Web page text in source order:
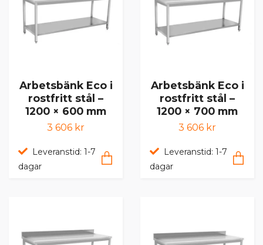
Arbetsbänk Eco i
rostfritt stål –
1200 × 600 mm
3 606 kr
Leveranstid: 1-7
dagar
Arbetsbänk Eco i
rostfritt stål –
1200 × 700 mm
3 606 kr
Leveranstid: 1-7
dagar